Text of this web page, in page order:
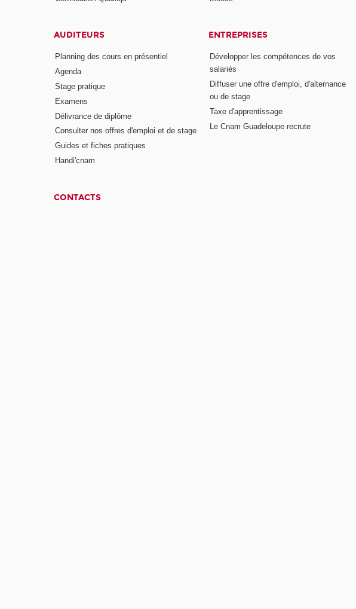
AUDITEURS
Planning des cours en présentiel
Agenda
Stage pratique
Examens
Délivrance de diplôme
Consulter nos offres d'emploi et de stage
Guides et fiches pratiques
Handi'cnam
ENTREPRISES
Développer les compétences de vos
salariés
Diffuser une offre d'emploi, d'alternance
ou de stage
Taxe d'apprentissage
Le Cnam Guadeloupe recrute
CONTACTS